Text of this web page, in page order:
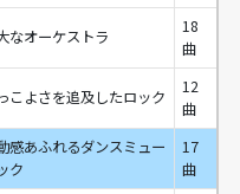
なオーケストラ
18
曲
こよさを追及したロック
12
曲
感あふれるダンスミュー
ク
17
曲